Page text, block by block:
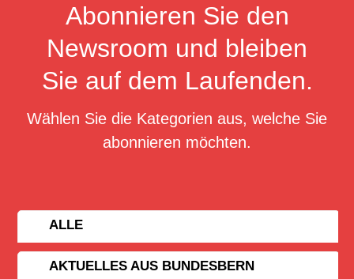
Abonnieren Sie den
Newsroom und bleiben
Sie auf dem Laufenden.
Wählen Sie die Kategorien aus, welche Sie
abonnieren möchten.
ALLE
AKTUELLES AUS BUNDESBERN